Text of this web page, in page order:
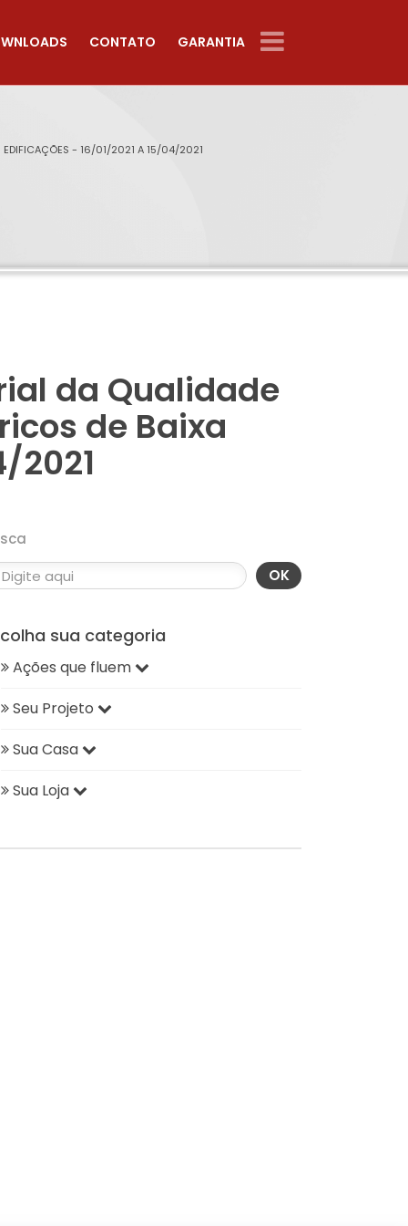
CONTATO GARANTIA
EDIFICAÇÕES - 16/01/2021 A 15/04/2021
da Qualidade
de Baixa
2021
OK
sua categoria
Ações que fluem
Seu Projeto
Sua Casa
Sua Loja